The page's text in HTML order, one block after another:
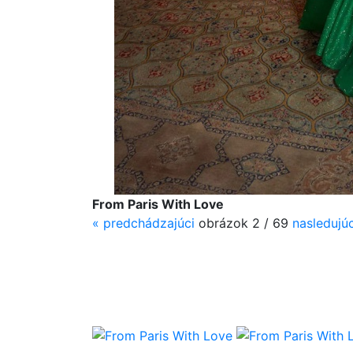
From Paris With Love
« predchádzajúci obrázok 2 / 69